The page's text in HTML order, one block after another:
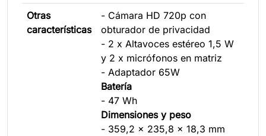
Otras
características
- Cámara HD 720p con
obturador de privacidad
- 2 x Altavoces estéreo 1,5 W
y 2 x micrófonos en matriz
- Adaptador 65W
Batería
- 47 Wh
Dimensiones y peso
- 359,2 x 235,8 x 18,3 mm